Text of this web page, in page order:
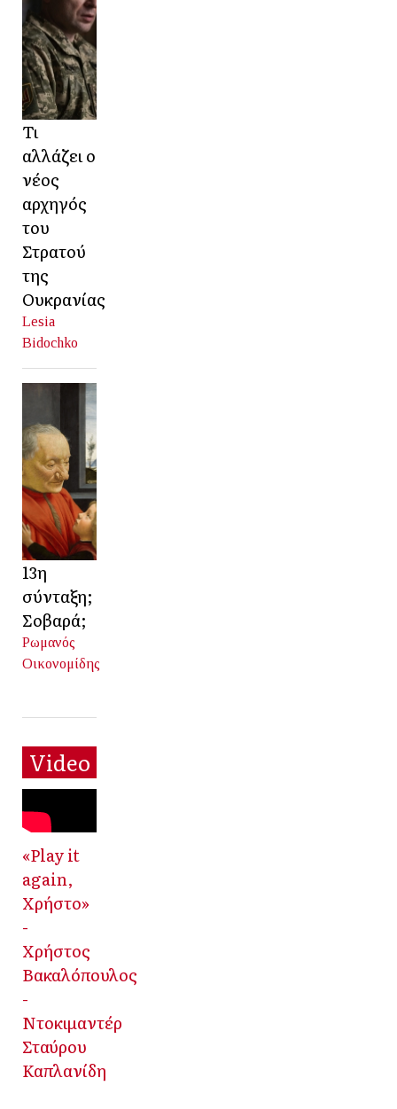
Τι
αλλάζει ο
νέος
αρχηγός
του
Στρατού
της
Ουκρανίας
Lesia
Bidochko
13η
σύνταξη;
Σοβαρά;
Ρωμανός
Οικονομίδης
Video
«Play it
again,
Χρήστο»
-
Χρήστος
Βακαλόπουλος
-
Ντοκιμαντέρ
Σταύρου
Καπλανίδη